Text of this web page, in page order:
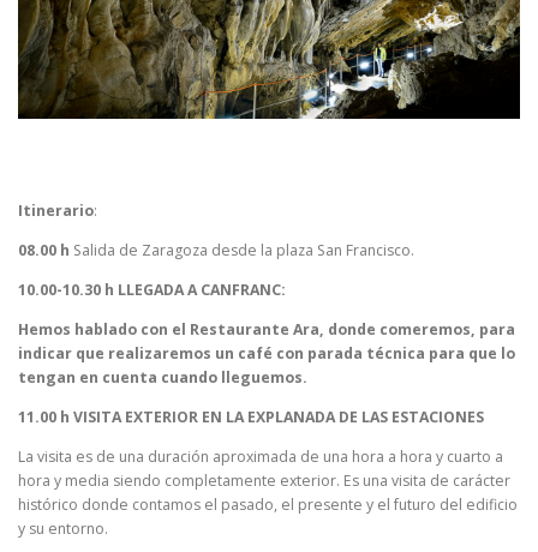
Itinerario:
08.00 h Salida de Zaragoza desde la plaza San Francisco.
10.00-10.30 h LLEGADA A CANFRANC:
Hemos hablado con el Restaurante Ara, donde comeremos, para
indicar que realizaremos un café con parada técnica para que lo
tengan en cuenta cuando lleguemos.
11.00 h VISITA EXTERIOR EN LA EXPLANADA DE LAS ESTACIONES
La visita es de una duración aproximada de una hora a hora y cuarto a
hora y media siendo completamente exterior. Es una visita de carácter
histórico donde contamos el pasado, el presente y el futuro del edificio
y su entorno.